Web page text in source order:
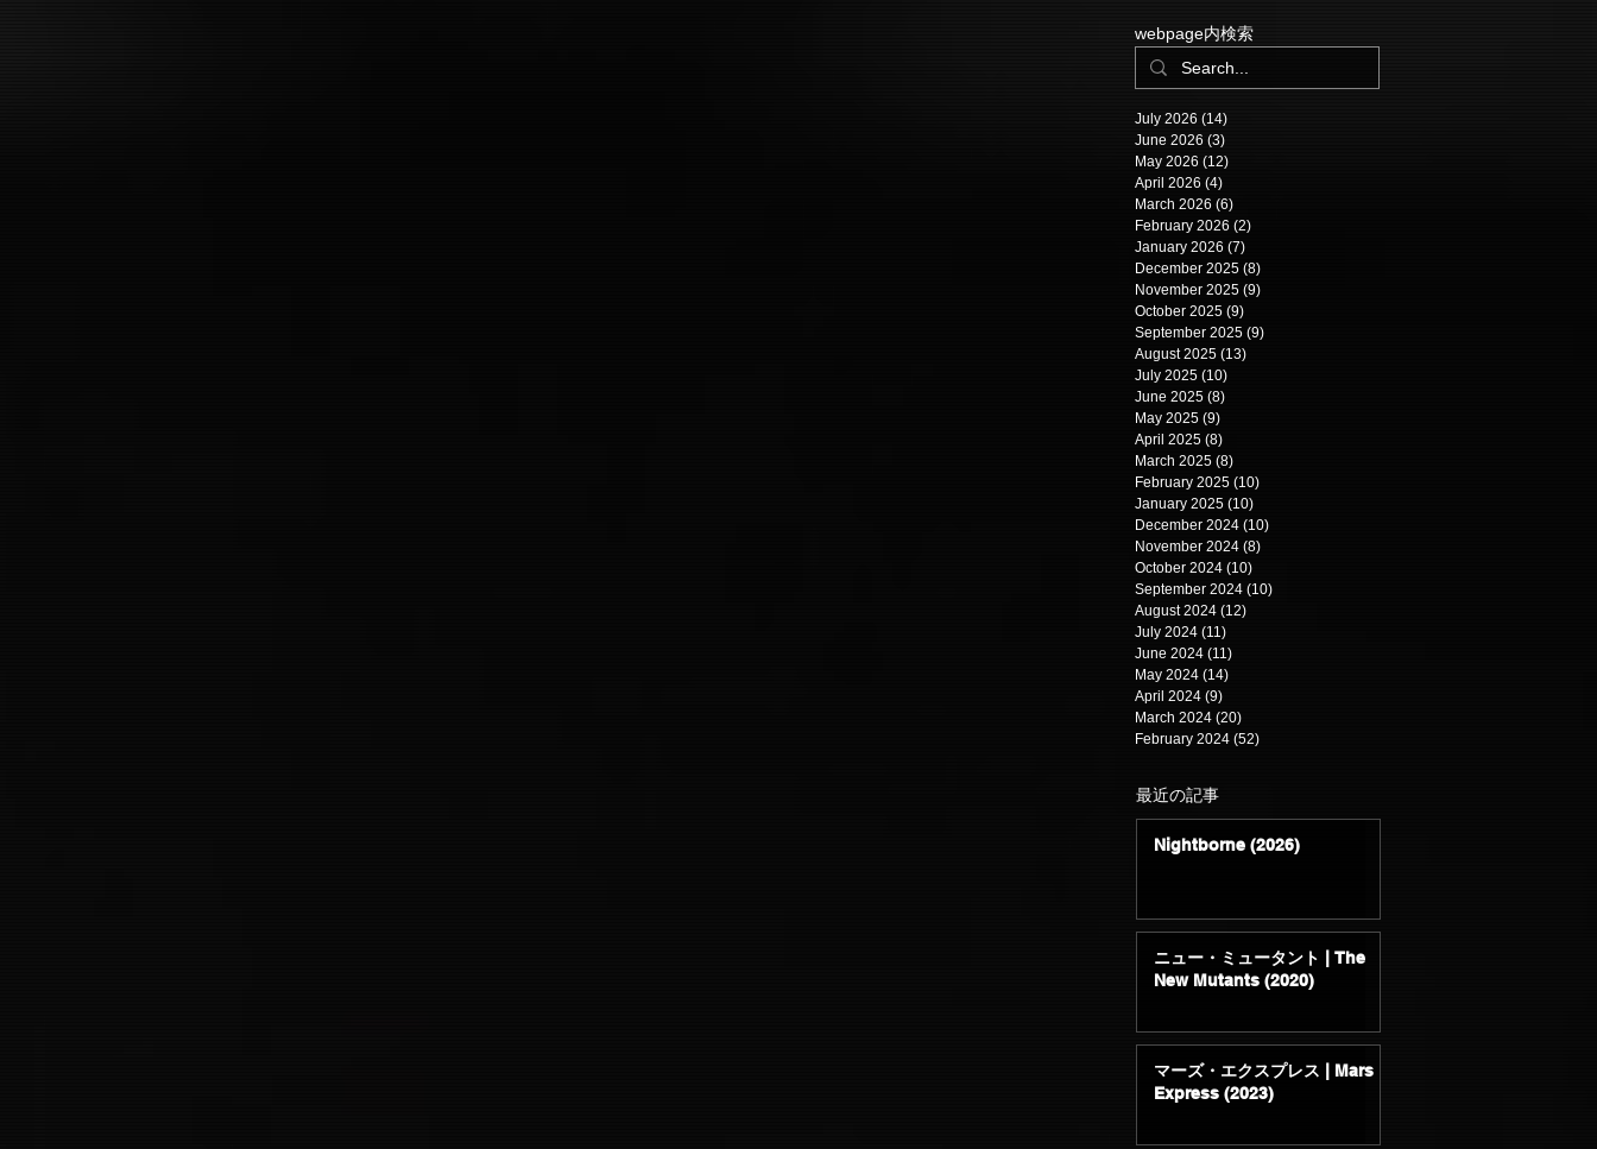
webpage内検索
July 2026 (14)
June 2026 (3)
May 2026 (12)
April 2026 (4)
March 2026 (6)
February 2026 (2)
January 2026 (7)
December 2025 (8)
November 2025 (9)
October 2025 (9)
September 2025 (9)
August 2025 (13)
July 2025 (10)
June 2025 (8)
May 2025 (9)
April 2025 (8)
March 2025 (8)
February 2025 (10)
January 2025 (10)
December 2024 (10)
November 2024 (8)
October 2024 (10)
September 2024 (10)
August 2024 (12)
July 2024 (11)
June 2024 (11)
May 2024 (14)
April 2024 (9)
March 2024 (20)
February 2024 (52)
最近の記事
Nightborne (2026)
ニュー・ミュータント | The
New Mutants (2020)
マーズ・エクスプレス | Mars
Express (2023)